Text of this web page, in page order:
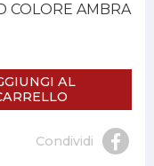
COLORE AMBRA
AL
Condividi